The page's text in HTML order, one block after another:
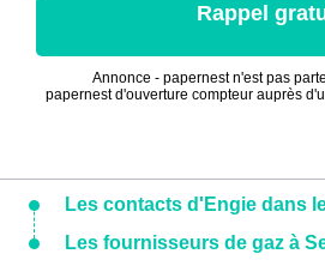
Rappel
Annonce - papernest n'est pas
papernest d'ouverture compteur auprès
Les contacts d'Engie dans
Les fournisseurs de gaz à